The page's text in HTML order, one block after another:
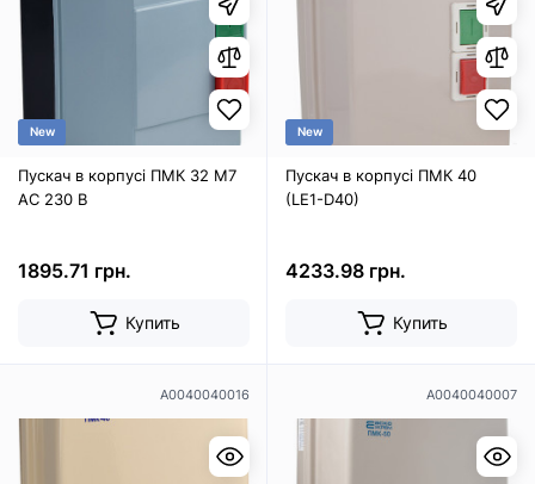
New
Пускач в корпусі ПМК 32 М7
AC 230 B
1895.71 грн.
Купить
New
Пускач в корпусі ПМК 40
(LE1-D40)
4233.98 грн.
Купить
A0040040016 A0040040007